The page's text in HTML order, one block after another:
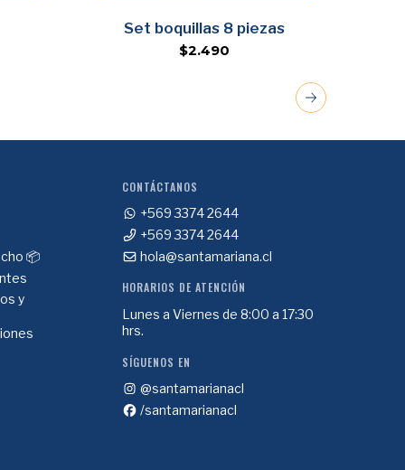
Agregar
Set boquillas 8 piezas
$2.490
📦
y
CONTÁCTANOS
+569 3374 2644
+569 3374 2644
hola@santamariana.cl
HORARIOS DE ATENCIÓN
Lunes a Viernes de 8:00 a 17:30
hrs.
SÍGUENOS EN
@santamarianacl
/santamarianacl